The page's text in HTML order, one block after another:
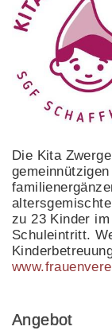
Die Kita
zu 23 Kinder
Schuleintritt.
Angebot